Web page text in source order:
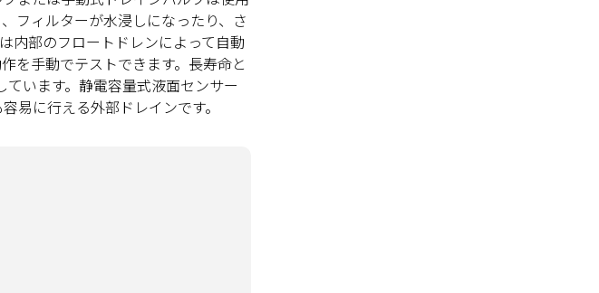
フィルターが水浸しになったり、さ
内部のフロートドレンによって自動
を手動でテストできます。長寿命と
ています。静電容量式液面センサー
易に行える外部ドレインです。